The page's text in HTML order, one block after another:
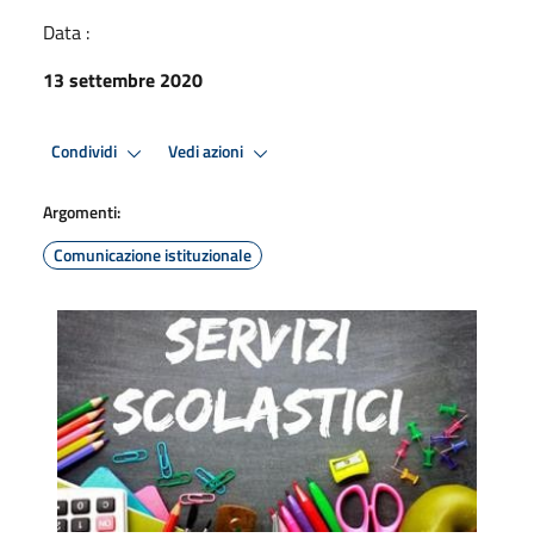
Data :
13 settembre 2020
Condividi Vedi azioni
Argomenti:
Comunicazione istituzionale